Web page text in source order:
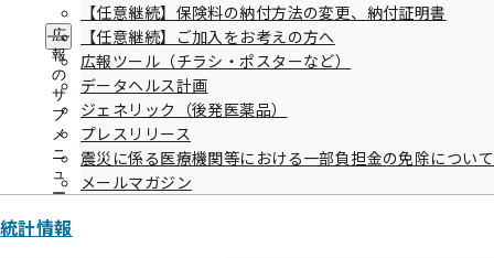
広
報
の
サ
ブ
メ
ニ
ュ
ー
【任意継続】保険料の納付方法の変更、納付証明書
【任意継続】ご加入をお考えの方へ
広報ツール（チラシ・ポスターなど）
データヘルス計画
ジェネリック（後発医薬品）
プレスリリース
震災に係る医療機関等における一部負担金の免除について
メールマガジン
統計情報
09【特定保健指導：事業主様・従業員
ご本人様向け】特定保健指導に関する
個人情報の共同利用についてのお知ら
せ
10【特定保健指導：従業員のご家族様
向け】特定保健指導（家族）のご案内